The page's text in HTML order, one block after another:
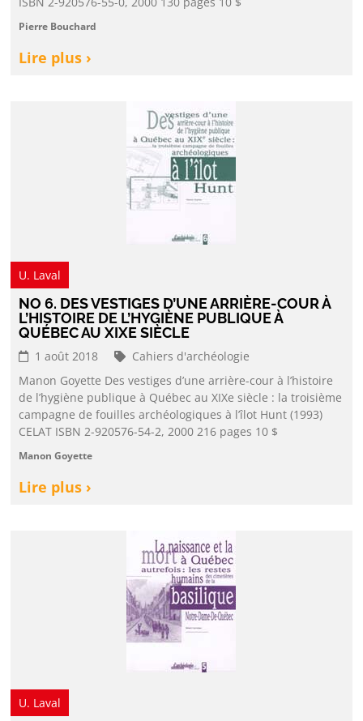
Pierre Bouchard
Lire plus ›
U. Laval
NO 6. DES VESTIGES D’UNE ARRIÈRE-COUR À
L’HISTOIRE DE L’HYGIÈNE PUBLIQUE À
QUÉBEC AU XIXE SIÈCLE
1 août 2018
Cahiers d'archéologie
Manon Goyette Des vestiges d’une arrière-cour à l’histoire
de l’hygiène publique à Québec au XIXe siècle : la troisième
campagne de fouilles archéologiques à l’îlot Hunt (1993)
CELAT ISBN 2-920576-54-2, 2000 216 pages 10 $
Manon Goyette
Lire plus ›
U. Laval